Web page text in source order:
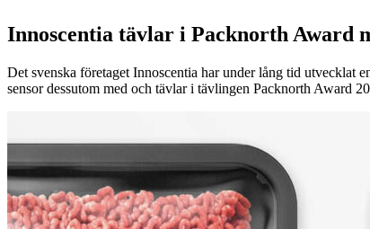
Innoscentia tävlar i Packnorth Award
Det svenska företaget Innoscentia har under lång tid utvecklat
sensor dessutom med och tävlar i tävlingen Packnorth Award